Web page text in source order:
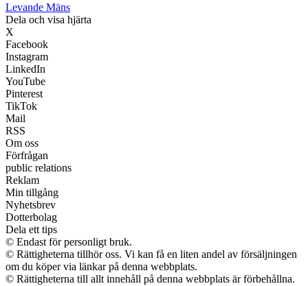
Levande Mäns
Dela och visa hjärta
X
Facebook
Instagram
LinkedIn
YouTube
Pinterest
TikTok
Mail
RSS
Om oss
Förfrågan
public relations
Reklam
Min tillgång
Nyhetsbrev
Dotterbolag
Dela ett tips
© Endast för personligt bruk.
© Rättigheterna tillhör oss. Vi kan få en liten andel av försäljningen
om du köper via länkar på denna webbplats.
© Rättigheterna till allt innehåll på denna webbplats är förbehållna.